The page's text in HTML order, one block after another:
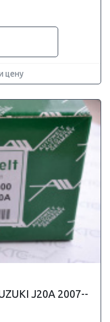
цену
J20A 2007--